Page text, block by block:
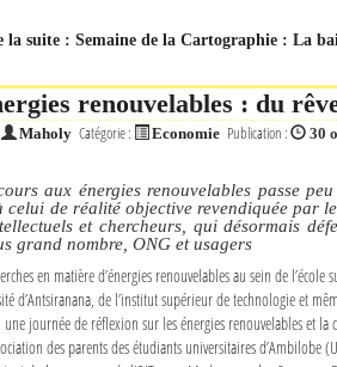
la suite : Semaine de la Cartographie : La
renouvelables : du
Maholy Catégorie : Economie Publication : 30
aux énergies renouvelables passe
celui de réalité objective revendiquée par
et chercheurs, qui désormais
grand nombre, ONG et usagers
en matière d’énergies renouvelables au sein de
d’Antsiranana, de l’institut supérieur de technologie et
journée de réflexion sur les énergies renouvelables et la
des parents des étudiants universitaires d’Ambilobe